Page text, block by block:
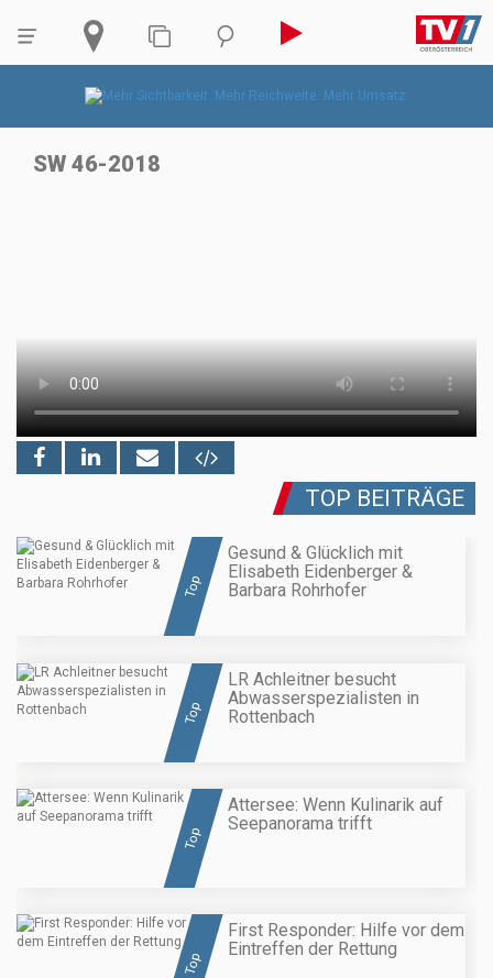
SW 46-2018
TOP BEITRÄGE
Top
Gesund & Glücklich mit
Elisabeth Eidenberger &
Barbara Rohrhofer
Top
LR Achleitner besucht
Abwasserspezialisten in
Rottenbach
Top
Attersee: Wenn Kulinarik auf
Seepanorama trifft
Top
First Responder: Hilfe vor dem
Eintreffen der Rettung